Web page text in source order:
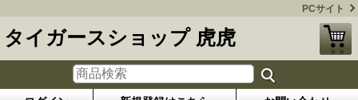
PCサイト
タイガースショップ 虎虎